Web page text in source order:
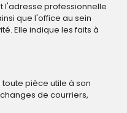
l'adresse professionnelle
que l'office au sein
Elle indique les faits à
pièce utile à son
de courriers,